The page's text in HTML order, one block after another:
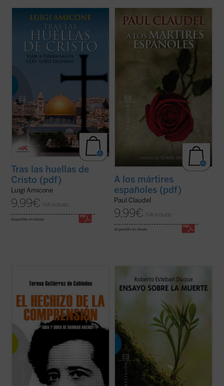
«Lo que cuenta es realmente que la vida
comenzada en María y José, en Juan y
Andrés, vuelva a encenderse en el corazón
de la gente, que a las personas se les
ayude a tener un encuentro que cambie su
vida como sucedió en los orígenes del ...
(ver ficha)
Tras las huellas de
Cristo (pdf)
Luigi Amicone
9,99€ IVA incluido
disponible en ebook:
Paul Claudel, uno de los grandes autores
católicos del siglo XX, escribió su poema A
los mártires españoles en 1937,
impresionado por los acontecimientos que
A los mártires
españoles (pdf)
Paul Claudel
9,99€ IVA incluido
disponible en ebook:
¿Puede el eco cobrar fuerza con el tiempo,
Hannah Arendt para que, casi cuarenta
años después de morir, su voz siga
originando huracanes en el mundo
contemporáneo? ...
(ver ficha)
¿Es la muerte la auténtica limitación de
el contrario, enseñándonos a descubrir lo
esencial de la vida nos muestra aquello que
no puede ...